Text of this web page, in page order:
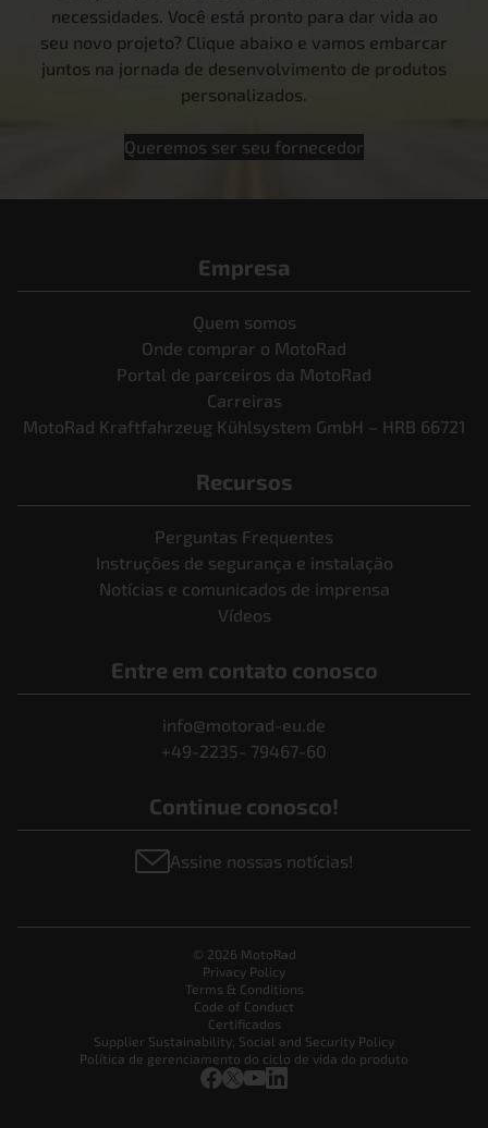
necessidades. Você está pronto para dar vida ao
seu novo projeto? Clique abaixo e vamos embarcar
juntos na jornada de desenvolvimento de produtos
personalizados.
Queremos ser seu fornecedor
Empresa
Quem somos
Onde comprar o MotoRad
Portal de parceiros da MotoRad
Carreiras
MotoRad Kraftfahrzeug Kühlsystem GmbH – HRB 66721
Recursos
Perguntas Frequentes
Instruções de segurança e instalação
Notícias e comunicados de imprensa
Vídeos
Entre em contato conosco
info@motorad-eu.de
+49-2235- 79467-60
Continue conosco!
Assine nossas notícias!
© 2026 MotoRad
Privacy Policy
Terms & Conditions
Code of Conduct
Certificados
Supplier Sustainability, Social and Security Policy
Política de gerenciamento do ciclo de vida do produto